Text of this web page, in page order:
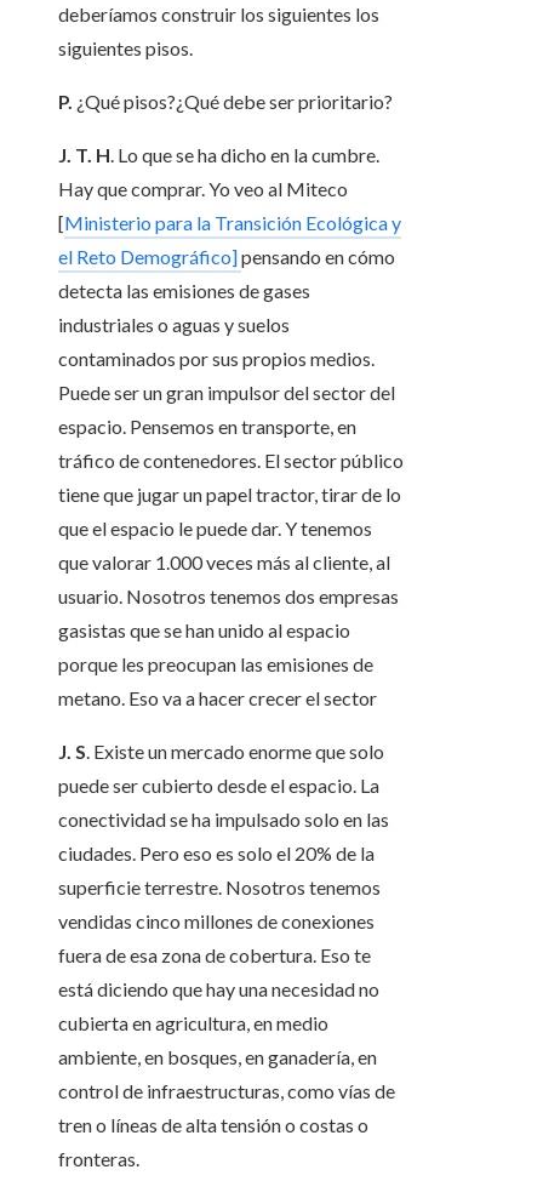
deberíamos construir los siguientes los
siguientes pisos.
P. ¿Qué pisos?¿Qué debe ser prioritario?
J. T. H . Lo que se ha dicho en la cumbre.
Hay que comprar. Yo veo al Miteco
[Ministerio para la Transición Ecológica y
el Reto Demográfico]pensando en cómo
detecta las emisiones de gases
industriales o aguas y suelos
contaminados por sus propios medios.
Puede ser un gran impulsor del sector del
espacio. Pensemos en transporte, en
tráfico de contenedores. El sector público
tiene que jugar un papel tractor, tirar de lo
que el espacio le puede dar. Y tenemos
que valorar 1.000 veces más al cliente, al
usuario. Nosotros tenemos dos empresas
gasistas que se han unido al espacio
porque les preocupan las emisiones de
metano. Eso va a hacer crecer el sector
J. S . Existe un mercado enorme que solo
puede ser cubierto desde el espacio. La
conectividad se ha impulsado solo en las
ciudades. Pero eso es solo el 20% de la
superficie terrestre. Nosotros tenemos
vendidas cinco millones de conexiones
fuera de esa zona de cobertura. Eso te
está diciendo que hay una necesidad no
cubierta en agricultura, en medio
ambiente, en bosques, en ganadería, en
control de infraestructuras, como vías de
tren o líneas de alta tensión o costas o
fronteras.